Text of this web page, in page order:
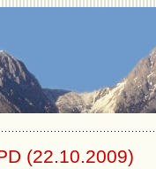
(22.10.2009)